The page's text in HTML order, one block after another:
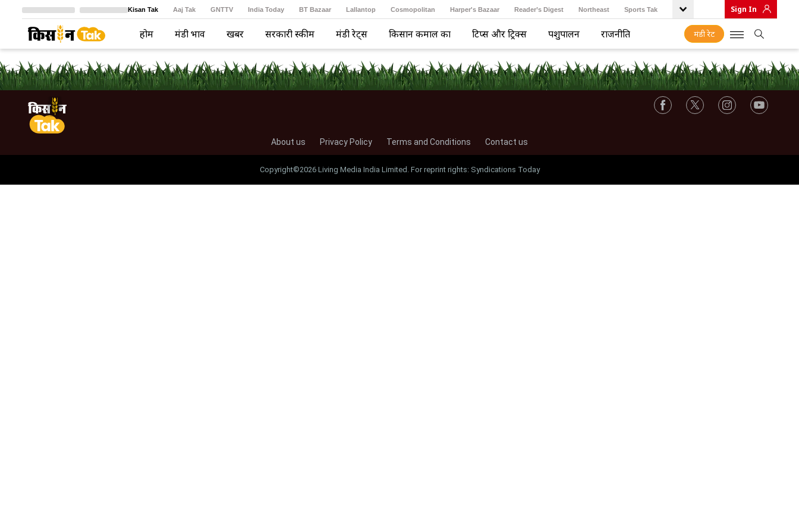
Kisan Tak Aaj Tak GNTTV India Today BT Bazaar Lallantop Cosmopolitan Harper's Bazaar Reader’s Digest Northeast Sports Tak
Crime Tak Astro Tak
Sign In
होम मंडी भाव खबरें सरकारी स्कीम मंडी रेट्स किसान कमाल का टिप्स और ट्रिक्स पशुपालन राजनीति मंडी रेट
About us Privacy Policy Terms and Conditions Contact us
Copyright©2026 Living Media India Limited. For reprint rights: Syndications Today